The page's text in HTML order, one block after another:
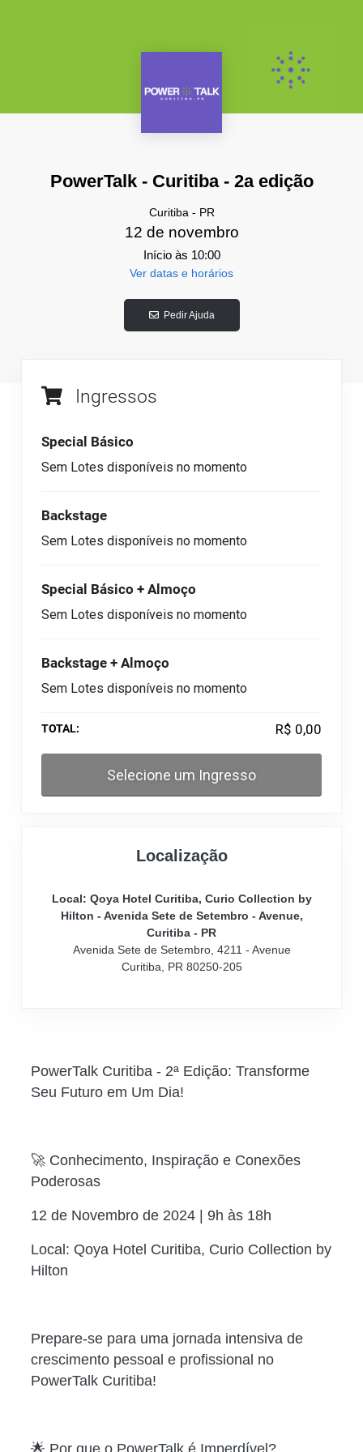
PowerTalk - Curitiba - 2a edição
Curitiba - PR
12 de novembro
Início às 10:00
Ver datas e horários
Pedir Ajuda
Ingressos
Special Básico
Sem Lotes disponíveis no momento
Backstage
Sem Lotes disponíveis no momento
Special Básico + Almoço
Sem Lotes disponíveis no momento
Backstage + Almoço
Sem Lotes disponíveis no momento
TOTAL: R$ 0,00
Selecione um Ingresso
Localização
Local: Qoya Hotel Curitiba, Curio Collection by
Hilton - Avenida Sete de Setembro - Avenue,
Curitiba - PR
Avenida Sete de Setembro, 4211 - Avenue
Curitiba, PR 80250-205
PowerTalk Curitiba - 2ª Edição: Transforme
Seu Futuro em Um Dia!
🚀 Conhecimento, Inspiração e Conexões
Poderosas
12 de Novembro de 2024 | 9h às 18h
Local: Qoya Hotel Curitiba, Curio Collection by
Hilton
Prepare-se para uma jornada intensiva de
crescimento pessoal e profissional no
PowerTalk Curitiba!
🌟 Por que o PowerTalk é Imperdível?